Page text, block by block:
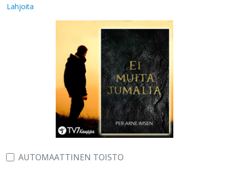
Lahjoita
AUTOMAATTINEN TOISTO